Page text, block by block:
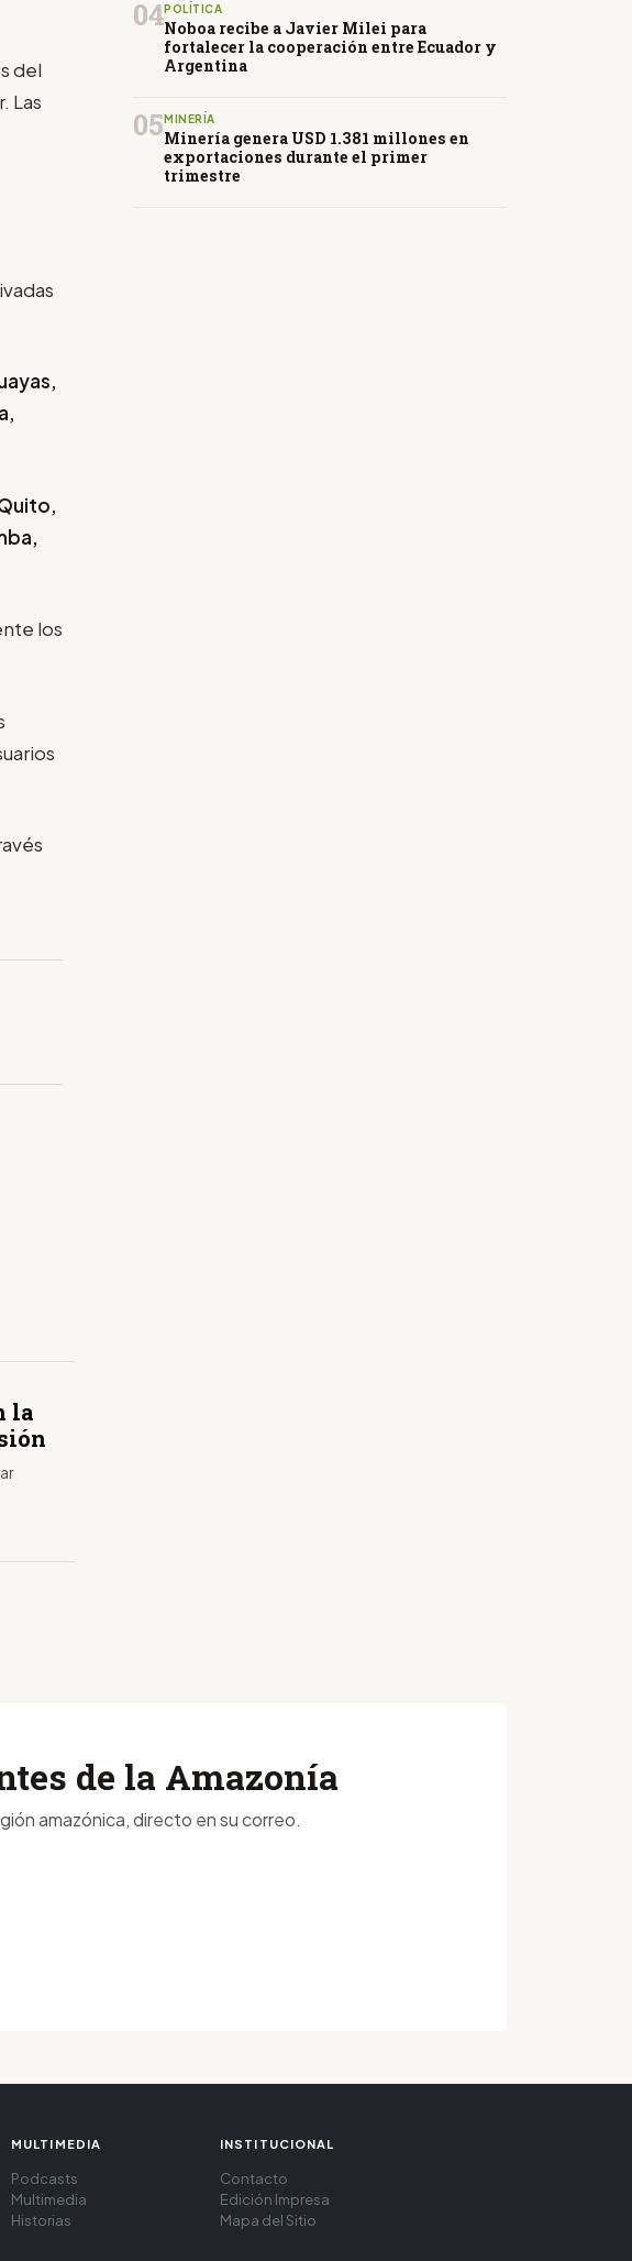
del
Las
los
la
04POLÍTICA
Noboa recibe a Javier Milei para
fortalecer la cooperación entre Ecuador y
Argentina
05 MINERÍA
Minería genera USD 1.381 millones en
exportaciones durante el primer
trimestre
de la Amazonía
amazónica, directo en su correo.
MULTIMEDIA
Podcasts
Multimedia
Historias
INSTITUCIONAL
Contacto
Edición Impresa
Mapa del Sitio